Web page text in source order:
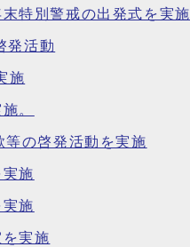
特別警戒の出発式を実施
発活動
施
。
の啓発活動を実施
施
施
実施